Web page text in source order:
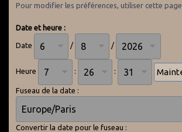
Pour modifier les préférences, utiliser cette page
Date et heure :
Date / /
Heure : :
Fuseau de la date :
Convertir la date pour le fuseau :